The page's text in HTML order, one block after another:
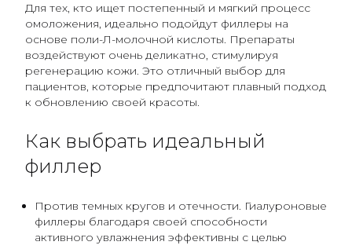
Для тех, кто ищет постепенный и мягкий процесс
омоложения, идеально подойдут филлеры на
основе поли-Л-молочной кислоты. Препараты
воздействуют очень деликатно, стимулируя
регенерацию кожи. Это отличный выбор для
пациентов, которые предпочитают плавный подход
к обновлению своей красоты.
Как выбрать идеальный
филлер
Против темных кругов и отечности. Гиалуроновые
филлеры благодаря своей способности
активного увлажнения эффективны с целью